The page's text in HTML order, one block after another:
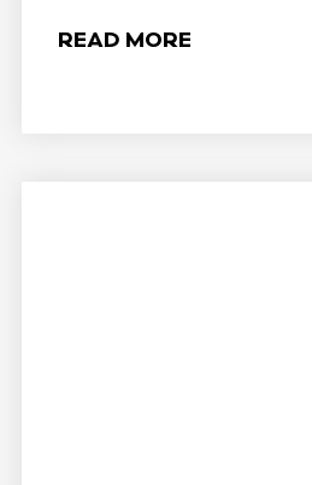
READ MORE